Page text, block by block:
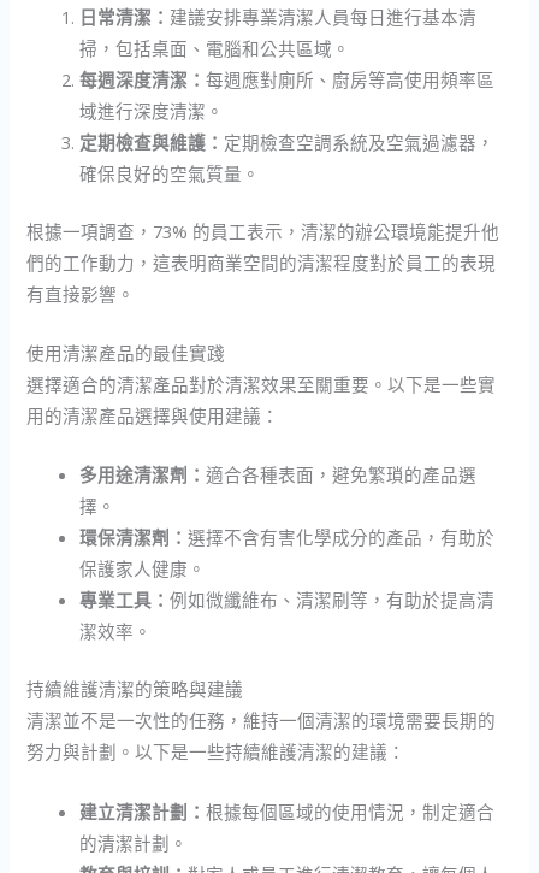
日常清潔： 建議安排專業清潔人員每日進行基本清
掃，包括桌面、電腦和公共區域。
每週深度清潔：每週應對廁所、廚房等高使用頻率區
域進行深度清潔。
定期檢查與維護： 定期檢查空調系統及空氣過濾器，
確保良好的空氣質量。
根據一項調查，73% 的員工表示，清潔的辦公環境能提升他
們的工作動力，這表明商業空間的清潔程度對於員工的表現
有直接影響。
使用清潔產品的最佳實踐
選擇適合的清潔產品對於清潔效果至關重要。以下是一些實
用的清潔產品選擇與使用建議：
多用途清潔劑：適合各種表面，避免繁瑣的產品選
擇。
環保清潔劑：選擇不含有害化學成分的產品，有助於
保護家人健康。
專業工具：例如微纖維布、清潔刷等，有助於提高清
潔效率。
持續維護清潔的策略與建議
清潔並不是一次性的任務，維持一個清潔的環境需要長期的
努力與計劃。以下是一些持續維護清潔的建議：
建立清潔計劃：根據每個區域的使用情況，制定適合
的清潔計劃。